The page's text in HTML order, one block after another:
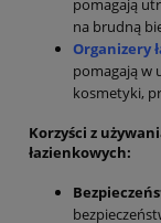
pomagają
na brudną
Organizery
pomagają w
kosmetyki,
Korzyści z
łazienkowych: